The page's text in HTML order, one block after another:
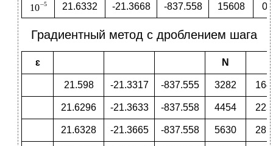
21.6332 -21.3668 -837.558 15608 0
Градиентный метод с дроблением шага
ɛ N
21.598 -21.3317 -837.555 3282
21.6296 -21.3633 -837.558 4454
21.6328 -21.3665 -837.558 5630